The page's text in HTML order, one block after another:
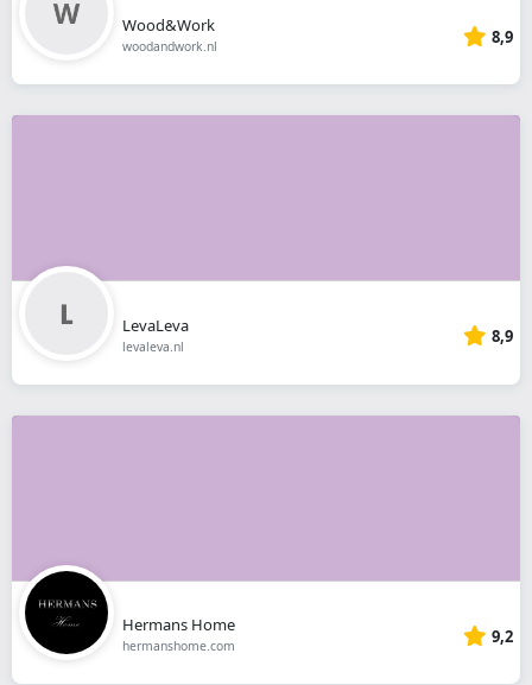
Wood&Work
woodandwork.nl 8,9
LevaLeva
levaleva.nl 8,9
Hermans Home
hermanshome.com 9,2